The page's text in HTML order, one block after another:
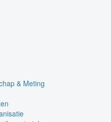
& Meting